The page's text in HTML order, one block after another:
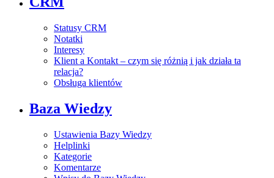
Statusy CRM
Notatki
Interesy
Klient a Kontakt – czym się różnią i jak działa ta
relacja?
Obsługa klientów
Baza Wiedzy
Ustawienia Bazy Wiedzy
Helplinki
Kategorie
Komentarze